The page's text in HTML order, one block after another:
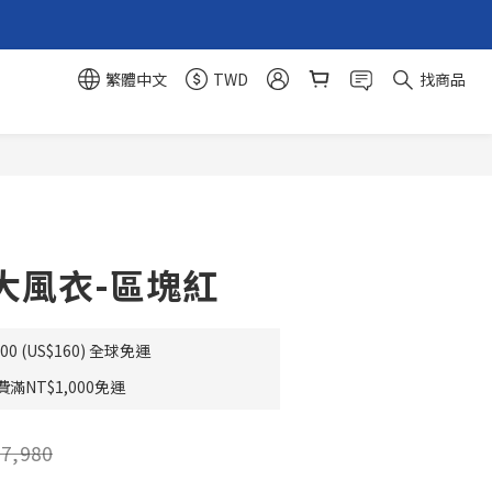
繁體中文 TWD 找商品
風衣-區塊紅
(US$160) 全球免運
滿NT$1,000免運